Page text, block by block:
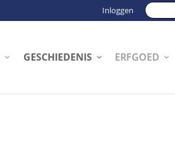
Zoeken:
Inloggen
GESCHIEDENIS ERFGOED